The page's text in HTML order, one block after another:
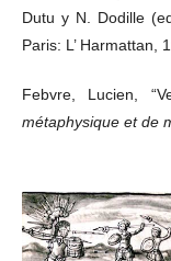
Dutu y N. Dodille
Paris: L’ Harmattan,
Febvre, Lucien,
métaphysique et de